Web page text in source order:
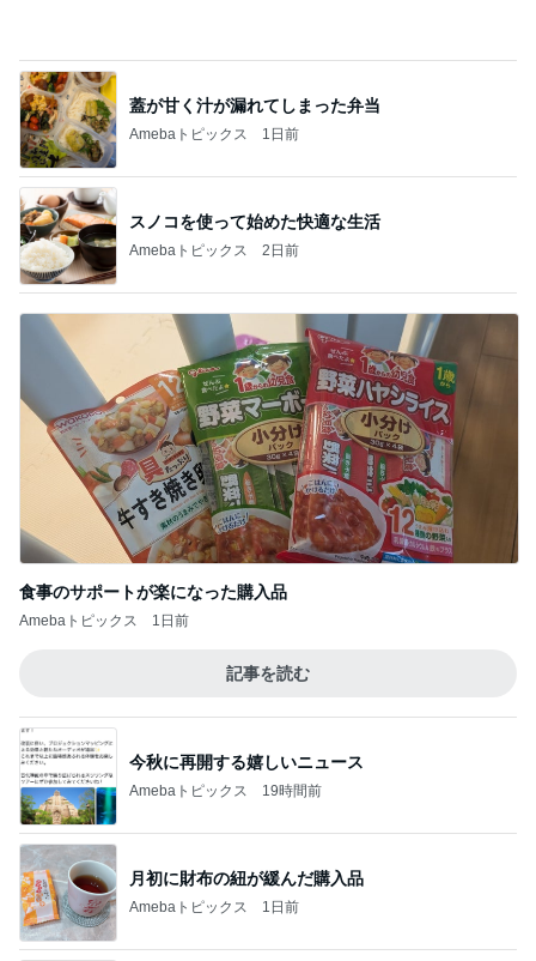
スノコを使って始めた快適な生活
Amebaトピックス 2日前
食事のサポートが楽になった購入品
Amebaトピックス 1日前
記事を読む
Amebaトピックス 19時間前
月初に財布の紐が緩んだ購入品
Amebaトピックス 1日前
高くて買えないコストコのあんドーナツ
Amebaトピックス 10時間前